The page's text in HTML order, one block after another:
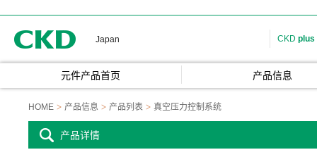
Japan CKD plus
元件产品首页 产品信息
HOME 产品信息 产品列表 真空压力控制系统
产品详情